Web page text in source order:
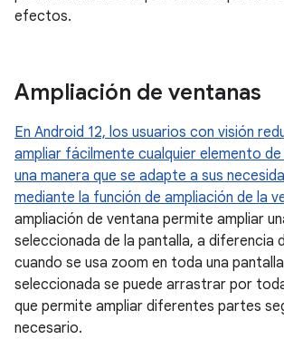
efectos.
Ampliación de ventanas
En Android 12, los usuarios con visión
ampliar fácilmente cualquier elemento
una manera que se adapte a sus
mediante la función de ampliación de la
ampliación de ventana permite ampliar
seleccionada de la pantalla, a diferencia
cuando se usa zoom en toda una
seleccionada se puede arrastrar por
que permite ampliar diferentes partes
necesario.